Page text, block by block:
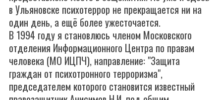
в Ульяновске психотеррор не прекращается ни на
один день, а ещё более ужесточается.
В 1994 году я становлюсь членом Московского
отделения Информационного Центра по правам
человека (МО ИЦПЧ), направление: "Защита
граждан от психотронного терроризма",
председателем которого становится известный